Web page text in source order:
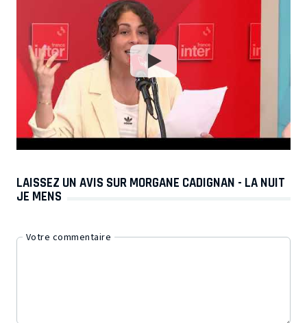
LAISSEZ UN AVIS SUR MORGANE CADIGNAN - LA NUIT
JE MENS
Votre commentaire